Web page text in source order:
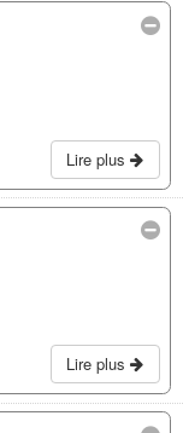
Lire plus
Lire plus